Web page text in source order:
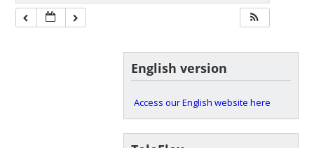
English version
Access our English website here